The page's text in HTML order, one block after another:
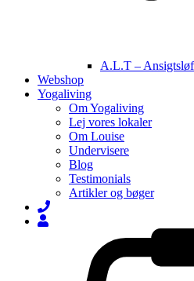
A.L.T –
Webshop
Yogaliving
Om Yogaliving
Lej vores lokaler
Om Louise
Undervisere
Blog
Testimonials
Artikler og bøger